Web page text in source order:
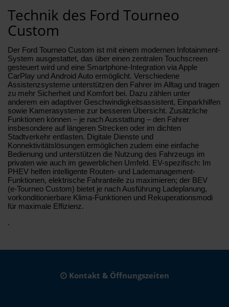
Technik des Ford Tourneo
Custom
Der Ford Tourneo Custom ist mit einem modernen Infotainment-
System ausgestattet, das über einen zentralen Touchscreen
gesteuert wird und eine Smartphone-Integration via Apple
CarPlay und Android Auto ermöglicht. Verschiedene
Assistenzsysteme unterstützen den Fahrer im Alltag und tragen
zu mehr Sicherheit und Komfort bei. Dazu zählen unter
anderem ein adaptiver Geschwindigkeitsassistent, Einparkhilfen
sowie Kamerasysteme zur besseren Übersicht. Zusätzliche
Funktionen können – je nach Ausstattung – den Fahrer
insbesondere auf längeren Strecken oder im dichten
Stadtverkehr entlasten. Digitale Dienste und
Konnektivitätslösungen ermöglichen zudem eine einfache
Bedienung und unterstützen die Nutzung des Fahrzeugs im
privaten wie auch im gewerblichen Umfeld. EV-spezifisch: Im
PHEV helfen intelligente Routen- und Lademanagement-
Funktionen, elektrische Fahranteile zu maximieren; der BEV
(e‑Tourneo Custom) bietet je nach Ausführung Ladeplanung,
vorkonditionierbare Klima-Funktionen und Rekuperationsmodi
für maximale Effizienz.
.
Kontakt & Öffnungszeiten